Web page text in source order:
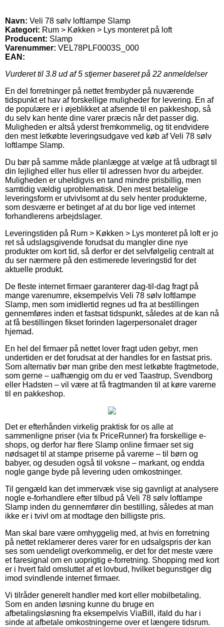
Navn: Veli 78 sølv loftlampe Slamp
Kategori: Rum > Køkken > Lys monteret på loft
Producent: Slamp
Varenummer: VEL78PLF0003S_000
EAN:
Vurderet til 3.8 ud af 5 stjerner baseret på 22 anmeldelser
En del forretninger på nettet frembyder på nuværende
tidspunkt et hav af forskellige muligheder for levering. En af
de populære er i øjeblikket at afsende til en pakkeshop, så
du selv kan hente dine varer præcis når det passer dig.
Muligheden er altså yderst fremkommelig, og tit endvidere
den mest letkøbte leveringsudgave ved køb af Veli 78 sølv
loftlampe Slamp.
Du bør på samme måde planlægge at vælge at få udbragt til
din lejlighed eller hus eller til adressen hvor du arbejder.
Muligheden er uheldigvis en tand mindre prisbillig, men
samtidig vældig uproblematisk. Den mest betalelige
leveringsform er utvivlsomt at du selv henter produkterne,
som desværre er betinget af at du bor lige ved internet
forhandlerens arbejdslager.
Leveringstiden på Rum > Køkken > Lys monteret på loft er jo
ret så udslagsgivende forudsat du mangler dine nye
produkter om kort tid, så derfor er det selvfølgelig centralt at
du ser nærmere på den estimerede leveringstid for det
aktuelle produkt.
De fleste internet firmaer garanterer dag-til-dag fragt på
mange varenumre, eksempelvis Veli 78 sølv loftlampe
Slamp, men som imidlertid regnes ud fra at bestillingen
gennemføres inden et fastsat tidspunkt, således at de kan nå
at få bestillingen fikset forinden lagerpersonalet drager
hjemad.
En hel del firmaer på nettet lover fragt uden gebyr, men
undertiden er det forudsat at der handles for en fastsat pris.
Som alternativ bør man gribe den mest letkøbte fragtmetode,
som gerne – uafhængig om du er ved Taastrup, Svendborg
eller Hadsten – vil være at få fragtmanden til at køre varerne
til en pakkeshop.
Det er efterhånden virkelig praktisk for os alle at
sammenligne priser (via fx PriceRunner) fra forskellige e-
shops, og derfor har flere Slamp online firmaer set sig
nødsaget til at stampe priserne på varerne – til børn og
babyer, og desuden også til voksne – markant, og endda
nogle gange byde på levering uden omkostninger.
Til gengæld kan det immervæk vise sig gavnligt at analysere
nogle e-forhandlere efter tilbud på Veli 78 sølv loftlampe
Slamp inden du gennemfører din bestilling, således at man
ikke er i tvivl om at modtage den billigste pris.
Man skal bare være omhyggelig med, at hvis en forretning
på nettet reklamerer deres varer for en udsalgspris der kan
ses som uendeligt overkommelig, er det for det meste være
et faresignal om en uoprigtig e-forretning. Shopping med kort
er i hvert fald omsluttet af et lovbud, hvilket begunstiger dig
imod svindlende internet firmaer.
Vi tilråder generelt handler med kort eller mobilbetaling.
Som en anden løsning kunne du bruge en
afbetalingsløsning fra eksempelvis ViaBill, ifald du har i
sinde at afbetale omkostningerne over et længere tidsrum.